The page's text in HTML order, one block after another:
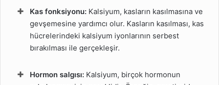
Kas fonksiyonu: Kalsiyum, kasların kasılmasına ve
gevşemesine yardımcı olur. Kasların kasılması, kas
hücrelerindeki kalsiyum iyonlarının serbest
bırakılması ile gerçekleşir.
Hormon salgısı: Kalsiyum, birçok hormonun